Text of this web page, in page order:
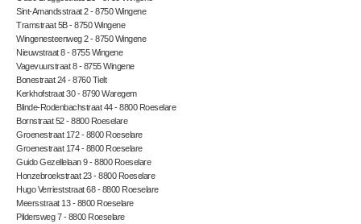
Sint-Amandsstraat 2 - 8750 Wingene
Tramstraat 5B - 8750 Wingene
Wingenesteenweg 2 - 8750 Wingene
Nieuwstraat 8 - 8755 Wingene
Vagevuurstraat 8 - 8755 Wingene
Bonestraat 24 - 8760 Tielt
Kerkhofstraat 30 - 8790 Waregem
Blinde-Rodenbachstraat 44 - 8800 Roeselare
Bornstraat 52 - 8800 Roeselare
Groenestraat 172 - 8800 Roeselare
Groenestraat 174 - 8800 Roeselare
Guido Gezellelaan 9 - 8800 Roeselare
Honzebroekstraat 23 - 8800 Roeselare
Hugo Verrieststraat 68 - 8800 Roeselare
Meersstraat 13 - 8800 Roeselare
Pildersweg 7 - 8800 Roeselare